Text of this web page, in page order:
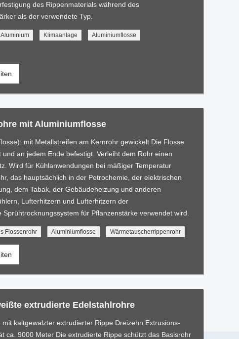
des Rippenmaterials während des
als der verwendete Typ.
Klimaanlage Aluminiumflosse
mit Aluminiumflosse
mit Metallstreifen am Kernrohr gewickelt Die Flosse
an jedem Ende befestigt. Verleiht dem Rohr einen
Wird für Kühlanwendungen bei mäßiger Temperatur
das hauptsächlich in der Petrochemie, der elektrischen
dem Tabak, der Gebäudeheizung und anderen
Lufterhitzern und Lufterhitzern der
für Pflanzenstärke verwendet wird.
Flossenrohr Aluminiumflosse Wärmetauscherrippenrohr
extrudierte Edelstahlrohre
kaltgewalzter extrudierter Rippe Dreizehn Extrusions-
ca. 9000 Meter Die extrudierte Rippe schützt das Basisrohr